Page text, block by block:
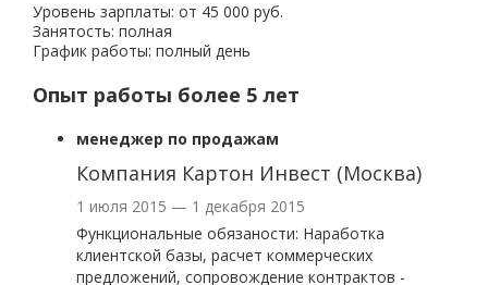
Уровень зарплаты: от 45 000 руб.
Занятость: полная
График работы: полный день
Опыт работы более 5 лет
менеджер по продажам
Компания Картон Инвест (Москва)
1 июля 2015 — 1 декабря 2015
Функциональные обязаности: Наработка
клиентской базы, расчет коммерческих
предложений, сопровождение контрактов -